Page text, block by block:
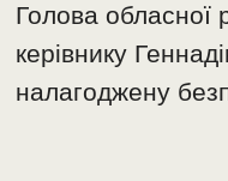
Голова обласної
керівнику
налагоджену